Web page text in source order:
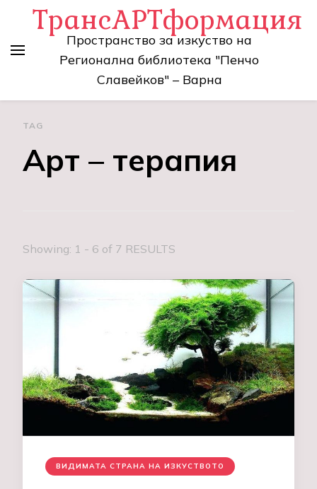
ТрансАРТформация
Пространство за изкуство на
Регионална библиотека "Пенчо
Славейков" – Варна
TAG
Арт – терапия
Showing: 1 - 6 of 7 RESULTS
ВИДИМАТА СТРАНА НА ИЗКУСТВОТО